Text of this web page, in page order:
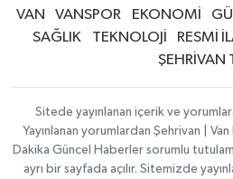
VAN VANSPOR EKONOMİ
SAĞLIK
TEKNOLOJİ RESMİ
ŞEHRİVAN
Sitede yayınlanan içerik ve
Yayınlanan yorumlardan Şehrivan |
Dakika Güncel Haberler sorumlu
ayrı bir sayfada açılır. Sitemizde